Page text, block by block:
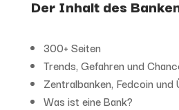
Der Inhalt des
300+ Seiten
Trends, Gefahren und
Zentralbanken, Fedcoin
Was ist eine Bank?